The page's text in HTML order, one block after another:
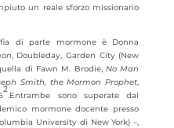
un reale sforzo missionario
di parte mormone è Donna
, Doubleday, Garden City (New
di Fawn M. Brodie, No Man
Smith, the Mormon Prophet,
2
.Entrambe sono superate dal
mormone docente presso
University di New York) –,